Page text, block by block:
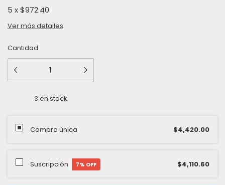
5 x$972.40
Ver más detalles
Cantidad
3 en stock
Compra única $4,420.00
Suscripción 7% OFF $4,110.60